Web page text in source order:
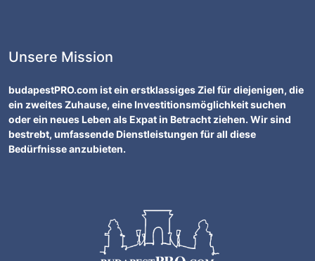
Unsere Mission
budapestPRO.com ist ein erstklassiges Ziel für diejenigen, die
ein zweites Zuhause, eine Investitionsmöglichkeit suchen
oder ein neues Leben als Expat in Betracht ziehen. Wir sind
bestrebt, umfassende Dienstleistungen für all diese
Bedürfnisse anzubieten.